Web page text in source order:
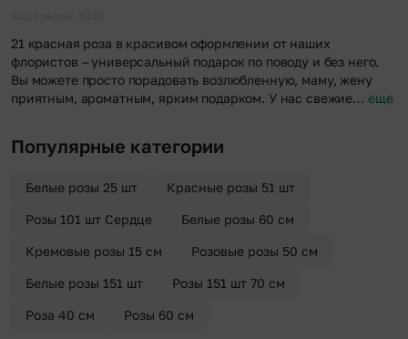
21 красная роза в красивом оформлении от наших
флористов – универсальный подарок по поводу и без него.
Вы можете просто порадовать возлюбленную, маму, жену
приятным, ароматным, ярким подарком. У нас свежие… еще
Популярные категории
Белые розы 25 шт Красные розы 51 шт
Розы 101 шт Сердце Белые розы 60 см
Кремовые розы 15 см Розовые розы 50 см
Белые розы 151 шт Розы 151 шт 70 см
Роза 40 см Розы 60 см